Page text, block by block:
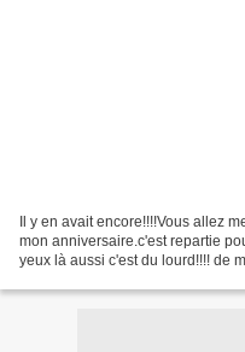
Il y en avait encore!!!!Vous allez
mon anniversaire.c'est repartie
yeux là aussi c'est du lourd!!!! de